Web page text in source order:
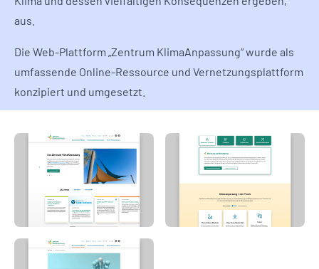
aus.
Die Web-Plattform „Zentrum KlimaAnpassung“ wurde als
umfassende Online-Ressource und Vernetzungsplattform
konzipiert und umgesetzt.